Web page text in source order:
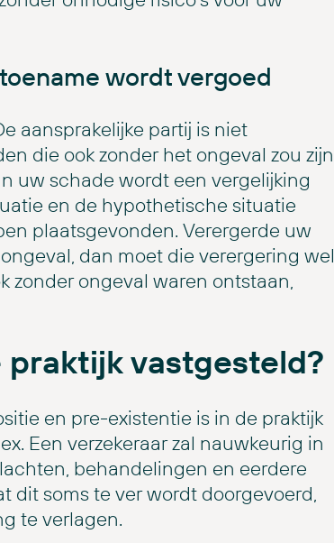
wordt vergoed
aansprakelijke partij is niet
die ook zonder het ongeval zou zijn
uw schade wordt een vergelijking
en de hypothetische situatie
plaatsgevonden. Verergerde uw
dan moet die verergering wel
zonder ongeval waren ontstaan,
vastgesteld?
en pre-existentie is in de praktijk
Een verzekeraar zal nauwkeurig in
behandelingen en eerdere
dit soms te ver wordt doorgevoerd,
te verlagen.